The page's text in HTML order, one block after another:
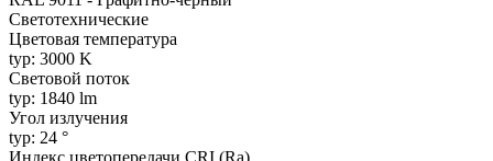
Светотехнические
Цветовая температура
typ: 3000 K
Световой поток
typ: 1840 lm
Угол излучения
typ: 24 °
Индекс цветопередачи CRI (Ra)